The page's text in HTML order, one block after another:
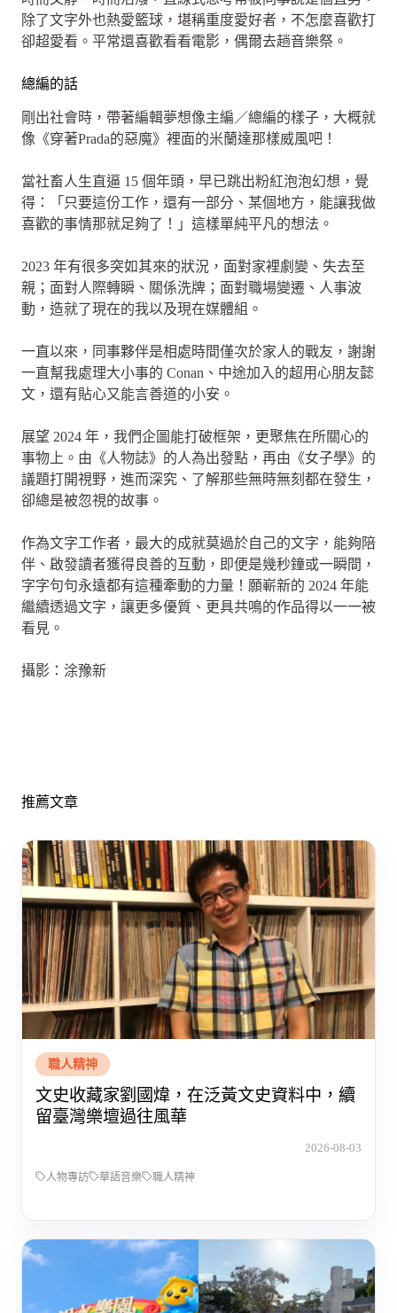
除了文字外也熱愛籃球，堪稱重度愛好者，不怎麼喜歡打
卻超愛看。平常還喜歡看看電影，偶爾去趟音樂祭。
總編的話
剛出社會時，帶著編輯夢想像主編／總編的樣子，大概就
像《穿著Prada的惡魔》裡面的米蘭達那樣威風吧！
當社畜人生直逼 15 個年頭，早已跳出粉紅泡泡幻想，覺
得：「只要這份工作，還有一部分、某個地方，能讓我做
喜歡的事情那就足夠了！」這樣單純平凡的想法。
2023 年有很多突如其來的狀況，面對家裡劇變、失去至
親；面對人際轉瞬、關係洗牌；面對職場變遷、人事波
動，造就了現在的我以及現在媒體組。
一直以來，同事夥伴是相處時間僅次於家人的戰友，謝謝
一直幫我處理大小事的 Conan、中途加入的超用心朋友懿
文，還有貼心又能言善道的小安。
展望 2024 年，我們企圖能打破框架，更聚焦在所關心的
事物上。由《人物誌》的人為出發點，再由《女子學》的
議題打開視野，進而深究、了解那些無時無刻都在發生，
卻總是被忽視的故事。
作為文字工作者，最大的成就莫過於自己的文字，能夠陪
伴、啟發讀者獲得良善的互動，即便是幾秒鐘或一瞬間，
字字句句永遠都有這種牽動的力量！願嶄新的 2024 年能
繼續透過文字，讓更多優質、更具共鳴的作品得以一一被
看見。
攝影：涂豫新
推薦文章
職人精神
文史收藏家劉國煒，在泛黃文史資料中，續
留臺灣樂壇過往風華
2026-08-03
人物專訪 華語音樂 職人精神